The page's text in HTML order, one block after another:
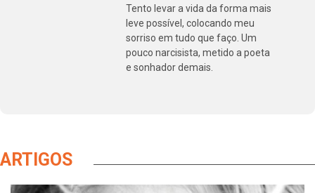
Tento levar a vida da forma mais
leve possível, colocando meu
sorriso em tudo que faço. Um
pouco narcisista, metido a poeta
e sonhador demais.
ARTIGOS